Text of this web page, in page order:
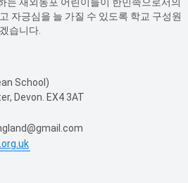
자긍심을 늘 가질 수 있도록 학교 구성원
습니다.
School)
Devon. EX4 3AT